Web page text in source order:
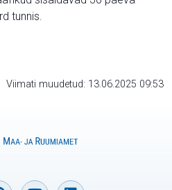
tunnis.
Viimati muudetud: 13.06.2025 09:53